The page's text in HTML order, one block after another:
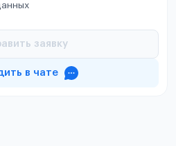
заявку
в чате